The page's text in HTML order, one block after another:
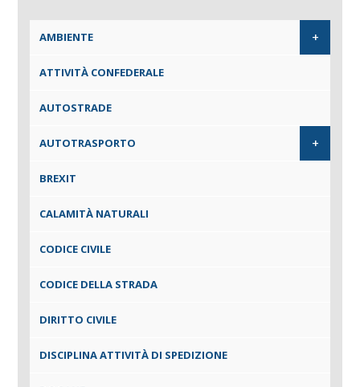
AMBIENTE +
ATTIVITÀ CONFEDERALE
AUTOSTRADE
AUTOTRASPORTO +
BREXIT
CALAMITÀ NATURALI
CODICE CIVILE
CODICE DELLA STRADA
DIRITTO CIVILE
DISCIPLINA ATTIVITÀ DI SPEDIZIONE